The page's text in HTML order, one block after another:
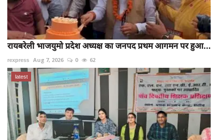
रायबरेली भाजयुमो प्रदेश अध्यक्ष का जनपद प्रथम आगमन पर हुआ...
rexpress Aug 7, 2026 0 62
latest